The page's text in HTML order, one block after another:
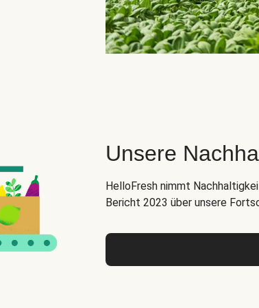
Unsere
HelloFresh nimmt
Bericht 2023 über unsere